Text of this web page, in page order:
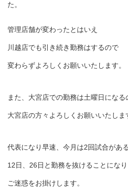
た。
管理店舗が変わったとはいえ
川越店でも引き続き勤務はするので
変わらずよろしくお願いいたします。
また、大宮店での勤務は土曜日になる
大宮店の方々よろしくお願いいたしま
代表になり早速、今月は2回試合があ
12日、26日と勤務を抜けることになり
ご迷惑をお掛けします。